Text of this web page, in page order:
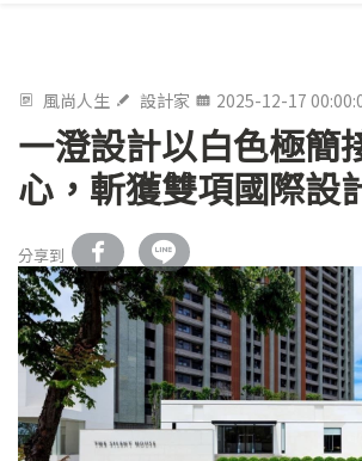
風尚人生 設計家 2025-12-17
一澄設計以白色極簡
心，斬獲雙項國際設
分享到